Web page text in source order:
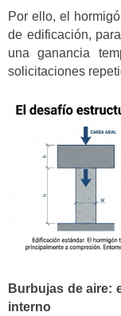
Por ello, el
de edificación,
una ganancia
solicitaciones
Burbujas de aire:
interno